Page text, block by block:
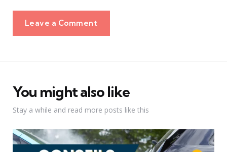
Leave a Comment
You might also like
Stay a while and read more posts like this